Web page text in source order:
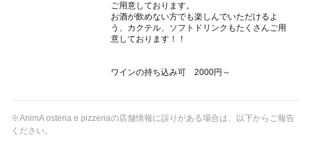
ご用意しております。
お酒が飲めない方でも楽しんでいただけるよ
う、カクテル、ソフトドリンクもたくさんご用
意しております！！
ワインの持ち込み可 2000円～
※AnimA osteria e pizzeriaの店舗情報に誤りがある場合は、以下からご報告
ください。